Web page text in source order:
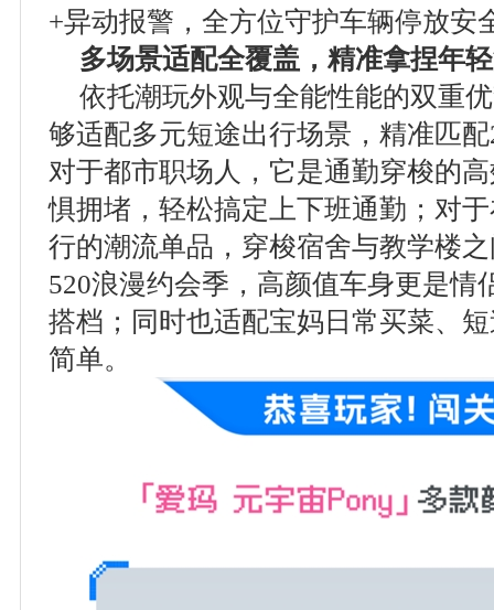
+异动报警，全方位守护车辆停放安
多场景适配全覆盖，精准拿捏年
依托潮玩外观与全能性能的双重
够适配多元短途出行场景，精准匹
对于都市职场人，它是通勤穿梭的
惧拥堵，轻松搞定上下班通勤；对
行的潮流单品，穿梭宿舍与教学楼
520浪漫约会季，高颜值车身更是情
搭档；同时也适配宝妈日常买菜、
简单。